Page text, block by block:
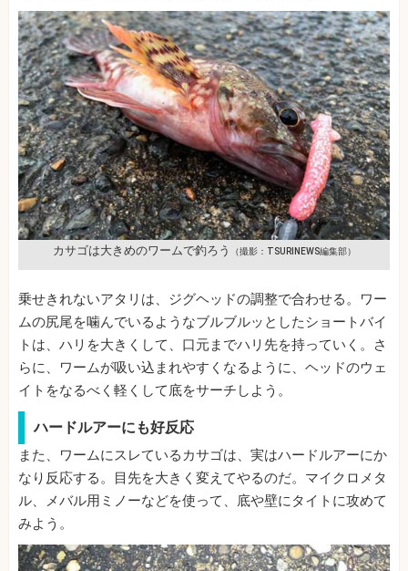
カサゴは大きめのワームで釣ろう （撮影：TSURINEWS編集部）
乗せきれないアタリは、ジグヘッドの調整で合わせる。ワー
ムの尻尾を噛んでいるようなブルブルッとしたショートバイ
トは、ハリを大きくして、口元までハリ先を持っていく。さ
らに、ワームが吸い込まれやすくなるように、ヘッドのウェ
イトをなるべく軽くして底をサーチしよう。
ハードルアーにも好反応
また、ワームにスレているカサゴは、実はハードルアーにか
なり反応する。目先を大きく変えてやるのだ。マイクロメタ
ル、メバル用ミノーなどを使って、底や壁にタイトに攻めて
みよう。